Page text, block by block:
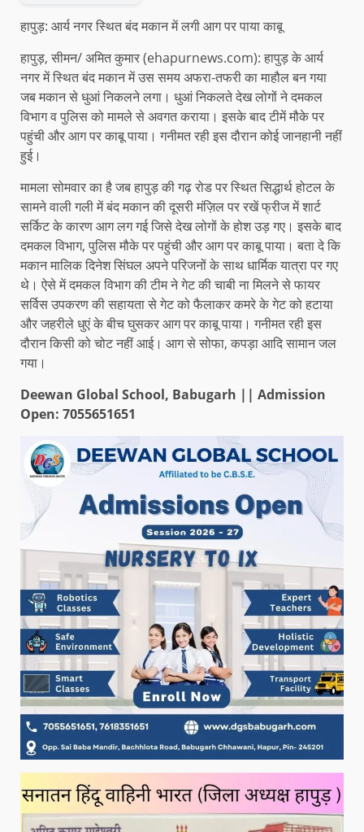
हापुड़: आर्य नगर स्थित बंद मकान में लगी आग पर पाया काबू
हापुड़, सीमन/ अमित कुमार (ehapurnews.com): हापुड़ के आर्य
नगर में स्थित बंद मकान में उस समय अफरा-तफरी का माहौल बन गया
जब मकान से धुआं निकलने लगा। धुआं निकलते देख लोगों ने दमकल
विभाग व पुलिस को मामले से अवगत कराया। इसके बाद टीमें मौके पर
पहुंची और आग पर काबू पाया। गनीमत रही इस दौरान कोई जानहानी नहीं
हुई।
मामला सोमवार का है जब हापुड़ की गढ़ रोड पर स्थित सिद्धार्थ होटल के
सामने वाली गली में बंद मकान की दूसरी मंज़िल पर रखें फ्रीज में शार्ट
सर्किट के कारण आग लग गई जिसे देख लोगों के होश उड़ गए। इसके बाद
दमकल विभाग, पुलिस मौके पर पहुंची और आग पर काबू पाया। बता दे कि
मकान मालिक दिनेश सिंघल अपने परिजनों के साथ धार्मिक यात्रा पर गए
थे। ऐसे में दमकल विभाग की टीम ने गेट की चाबी ना मिलने से फायर
सर्विस उपकरण की सहायता से गेट को फैलाकर कमरे के गेट को हटाया
और जहरीले धुएं के बीच घुसकर आग पर काबू पाया। गनीमत रही इस
दौरान किसी को चोट नहीं आई। आग से सोफा, कपड़ा आदि सामान जल
गया।
Deewan Global School, Babugarh || Admission
Open: 7055651651